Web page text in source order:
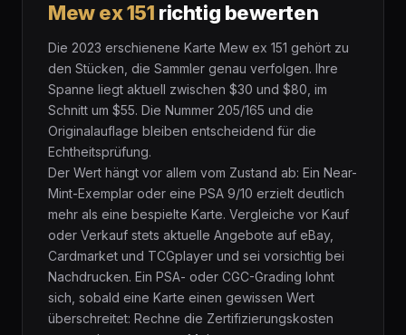
Mew ex 151 richtig bewerten
Die 2023 erschienene Karte Mew ex 151 gehört zu
den Stücken, die Sammler genau verfolgen. Ihre
Spanne liegt aktuell zwischen $30 und $80, im
Schnitt um $55. Die Nummer 205/165 und die
Originalauflage bleiben entscheidend für die
Echtheitsprüfung.
Der Wert hängt vor allem vom Zustand ab: Ein Near-
Mint-Exemplar oder eine PSA 9/10 erzielt deutlich
mehr als eine bespielte Karte. Vergleiche vor Kauf
oder Verkauf stets aktuelle Angebote auf eBay,
Cardmarket und TCGplayer und sei vorsichtig bei
Nachdrucken. Ein PSA- oder CGC-Grading lohnt
sich, sobald eine Karte einen gewissen Wert
überschreitet: Rechne die Zertifizierungskosten